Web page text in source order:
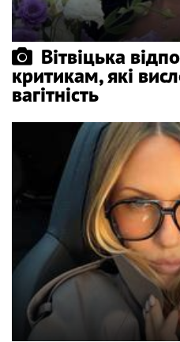
Вітвіцька
критикам, які
вагітність